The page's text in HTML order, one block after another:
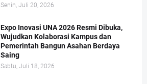
Senin, Juli 20, 2026
Expo Inovasi UNA 2026 Resmi Dibuka,
Wujudkan Kolaborasi Kampus dan
Pemerintah Bangun Asahan Berdaya
Saing
Sabtu, Juli 18, 2026